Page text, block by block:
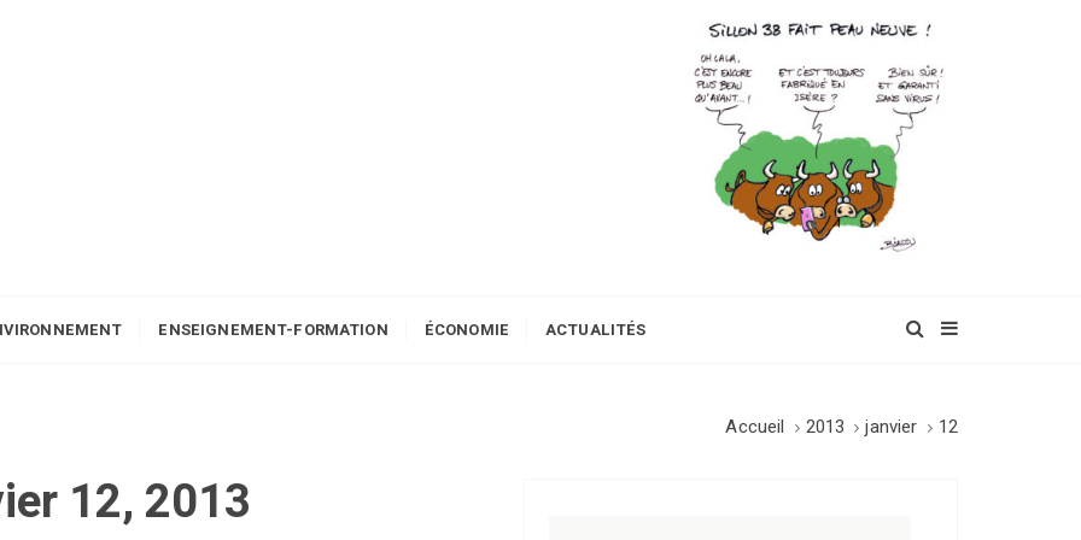
ENSEIGNEMENT-FORMATION ÉCONOMIE ACTUALITÉS
Accueil 2013 janvier 12
12, 2013